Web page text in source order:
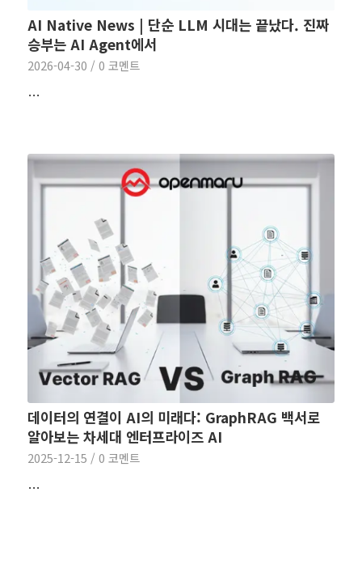
AI Native News | 단순 LLM 시대는 끝났다. 진짜
승부는 AI Agent에서
2026-04-30 / 0 코멘트
…
데이터의 연결이 AI의 미래다: GraphRAG 백서로
알아보는 차세대 엔터프라이즈 AI
2025-12-15 / 0 코멘트
…